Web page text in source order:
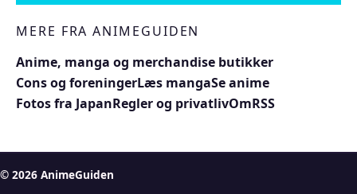
MERE FRA ANIMEGUIDEN
Anime, manga og merchandise butikker
Cons og foreningerLæs mangaSe anime
Fotos fra JapanRegler og privatlivOmRSS
© 2026 AnimeGuiden